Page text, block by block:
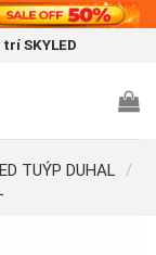
SKYLED
TUÝP DUHAL
/